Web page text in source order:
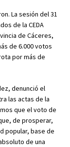
La sesión del 31
de la CEDA
de Cáceres,
de 6.000 votos
por más de
denunció el
las actas de la
que el voto de
de prosperar,
popular, base de
de una